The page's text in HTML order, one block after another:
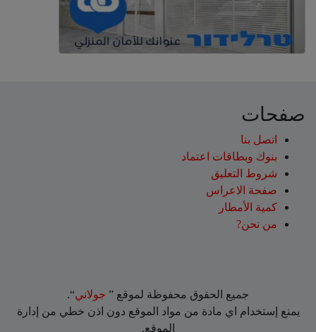
صفحات
اتصل بنا
بنوك وبطاقات اعتماد
شروط التعليق‎
صفحة الاعراس
كمية الأمطار
من نحن?
جميع الحقوق محفوظة لموقع ” جولاني“.
يمنع إستخدام اي مادة من مواد الموقع دون اذن خطي من إدارة
الموقع.